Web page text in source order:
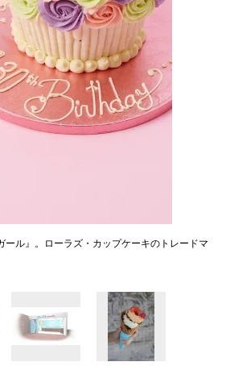
ール』。ローラズ・カップケーキのトレードマ